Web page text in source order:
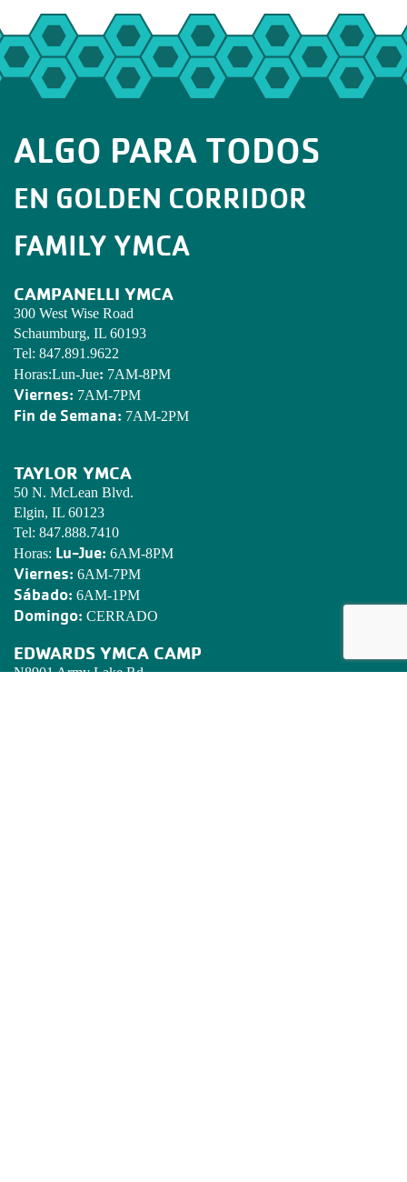
ALGO PARA TODOS
EN GOLDEN CORRIDOR
FAMILY YMCA
CAMPANELLI YMCA
300 West Wise Road
Schaumburg, IL 60193
Tel: 847.891.9622
Horas:Lun-Jue: 7AM-8PM
Viernes: 7AM-7PM
Fin de Semana: 7AM-2PM
TAYLOR YMCA
50 N. McLean Blvd.
Elgin, IL 60123
Tel: 847.888.7410
Horas: Lu-Jue: 6AM-8PM
Viernes: 6AM-7PM
Sábado: 6AM-1PM
Domingo: CERRADO
EDWARDS YMCA CAMP
N8901 Army Lake Rd.